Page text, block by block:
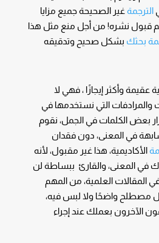
الترجمةغير الصحيحة جميع مزايا
قبول نشره! من أجل منع مثل هذا
بحثك بشكل صحيح وتدقيقه
عقيمة وأكثر إيجازًا ، فهي لا
والمرادفات التي نستخدمها في
بعض الكلمات في الجمل، نقوم
في المعنى، دون فقدان
الأكاديمية، هذا غير مقبول، لأنه
في المعنى، والقارئ ببساطة لن
المقالات العلمية، من المهم
مصطلح واضحًا ولا لبس فيه،
الآخرون بعملك عند إجراء